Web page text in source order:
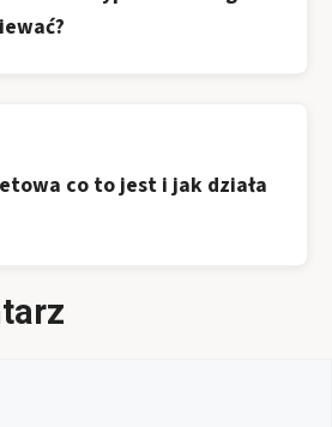
co to jest i jak działa